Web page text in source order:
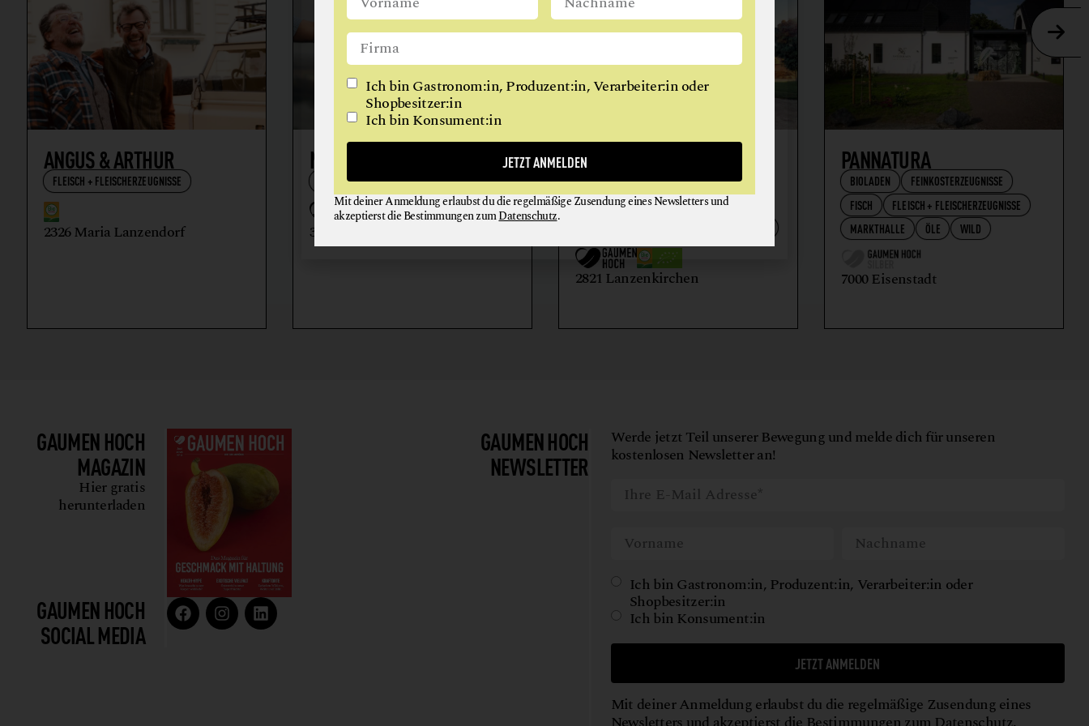
GETRÄNKE
GEWÜRZE
KAFFEE
MARKTHALLE
MEHL
MILCH + MILCHERZEUGNISSE
WORKSHOPS
WIEN
ANGUS & ARTHUR
FLEISCH + FLEISCHERZEUGNISSE
2326 Maria Lanzendorf
NIKOLAIHOF
3512 Mautern an der Donau
BIO-LANDWIRTSCHAFT
LILIENHOF
EIER + EIPRODUKTE
GEMÜSE
2821 Lanzenkirchen
PANNATURA
BIOLADEN
FEINKOSTERZEUGNISSE
FISCH
FLEISCH + FLEISCHERZEUGNISSE
MARKTHALLE
ÖLE WILD
7000 Eisenstadt
GAUMEN HOCH
MAGAZIN
Hier gratis
herunterladen
GAUMEN HOCH
SOCIAL MEDIA
GAUMEN HOCH
NEWSLETTER
Werde jetzt Teil unserer Bewegung und melde dich für unseren
kostenlosen Newsletter an!
Ich bin Gastronom:in, Produzent:in, Verarbeiter:in oder
Shopbesitzer:in
Ich bin Konsument:in
JETZT ANMELDEN
Mit deiner Anmeldung erlaubst du die regelmäßige Zusendung eines
Ich bin Gastronom:in, Produzent:in, Verarbeiter:in oder
Shopbesitzer:in
Ich bin Konsument:in
JETZT ANMELDEN
Mit deiner Anmeldung erlaubst du die regelmäßige Zusendung eines Newsletters und
akzeptierst die Bestimmungen zumDatenschutz.